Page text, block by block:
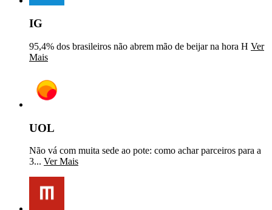
IG
95,4% dos brasileiros não abrem mão de beijar na hora H Ver
Mais
UOL
Não vá com muita sede ao pote: como achar parceiros para a
3... Ver Mais